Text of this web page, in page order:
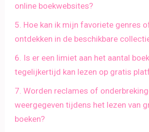
online boekwebsites?
5. Hoe kan ik mijn favoriete genres
ontdekken in de beschikbare
6. Is er een limiet aan het aantal
tegelijkertijd kan lezen op gratis
7. Worden reclames of
weergegeven tijdens het lezen van
boeken?